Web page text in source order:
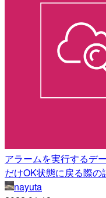
アラームを実行するデ
だけOK状態に戻る際の
nayuta